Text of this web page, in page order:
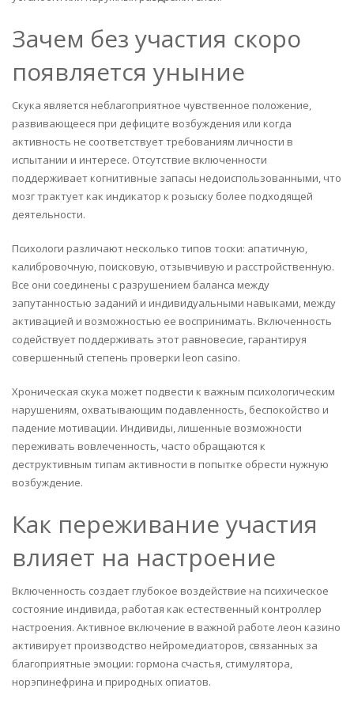
Зачем без участия скоро
появляется уныние
Скука является неблагоприятное чувственное положение,
развивающееся при дефиците возбуждения или когда
активность не соответствует требованиям личности в
испытании и интересе. Отсутствие включенности
поддерживает когнитивные запасы недоиспользованными, что
мозг трактует как индикатор к розыску более подходящей
деятельности.
Психологи различают несколько типов тоски: апатичную,
калибровочную, поисковую, отзывчивую и расстройственную.
Все они соединены с разрушением баланса между
запутанностью заданий и индивидуальными навыками, между
активацией и возможностью ее воспринимать. Включенность
содействует поддерживать этот равновесие, гарантируя
совершенный степень проверки leon casino.
Хроническая скука может подвести к важным психологическим
нарушениям, охватывающим подавленность, беспокойство и
падение мотивации. Индивиды, лишенные возможности
переживать вовлеченность, часто обращаются к
деструктивным типам активности в попытке обрести нужную
возбуждение.
Как переживание участия
влияет на настроение
Включенность создает глубокое воздействие на психическое
состояние индивида, работая как естественный контроллер
настроения. Активное включение в важной работе леон казино
активирует производство нейромедиаторов, связанных за
благоприятные эмоции: гормона счастья, стимулятора,
норэпинефрина и природных опиатов.